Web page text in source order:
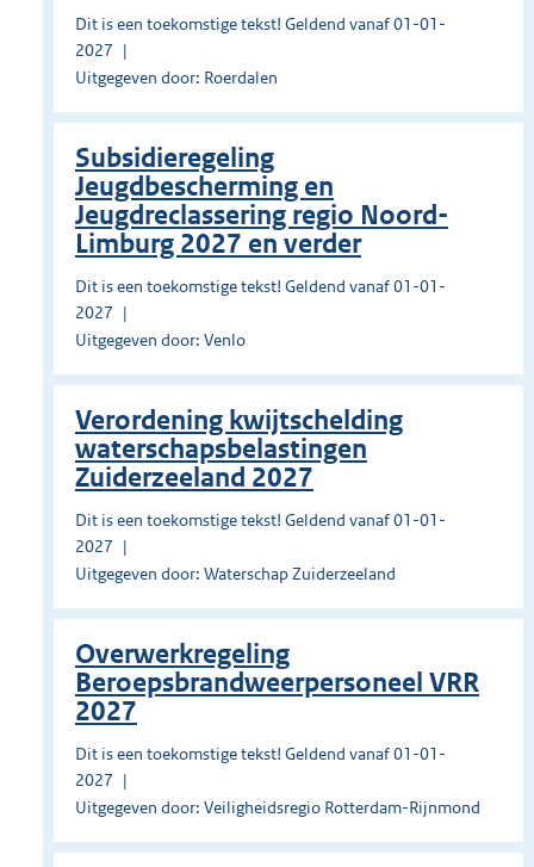
Dit is een toekomstige tekst! Geldend vanaf 01-01-
2027
Uitgegeven door: Roerdalen
Subsidieregeling
Jeugdbescherming en
Jeugdreclassering regio Noord-
Limburg 2027 en verder
Dit is een toekomstige tekst! Geldend vanaf 01-01-
2027
Uitgegeven door: Venlo
Verordening kwijtschelding
waterschapsbelastingen
Zuiderzeeland 2027
Dit is een toekomstige tekst! Geldend vanaf 01-01-
2027
Uitgegeven door: Waterschap Zuiderzeeland
Overwerkregeling
Beroepsbrandweerpersoneel VRR
2027
Dit is een toekomstige tekst! Geldend vanaf 01-01-
2027
Uitgegeven door: Veiligheidsregio Rotterdam-Rijnmond